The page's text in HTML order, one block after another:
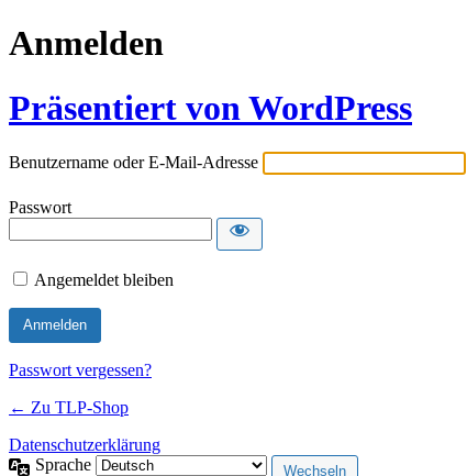
Anmelden
Präsentiert von WordPress
Benutzername oder E-Mail-Adresse
Passwort
Angemeldet bleiben
Passwort vergessen?
← Zu TLP-Shop
Datenschutzerklärung
Sprache